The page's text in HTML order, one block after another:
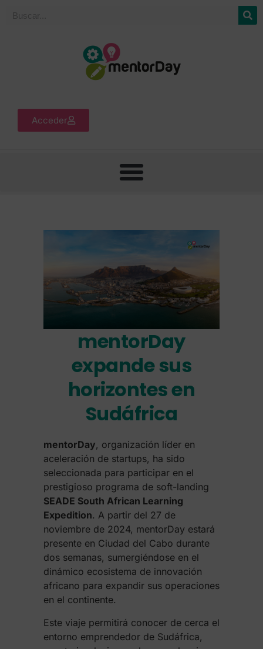
Acceder
mentorDay
expande sus
horizontes en
Sudáfrica
mentorDay, organización líder en
aceleración de startups, ha sido
seleccionada para participar en el
prestigioso programa de soft-landing
SEADE South African Learning
Expedition. A partir del 27 de
noviembre de 2024, mentorDay estará
presente en Ciudad del Cabo durante
dos semanas, sumergiéndose en el
dinámico ecosistema de innovación
africano para expandir sus operaciones
en el continente.
Este viaje permitirá conocer de cerca el
entorno emprendedor de Sudáfrica,